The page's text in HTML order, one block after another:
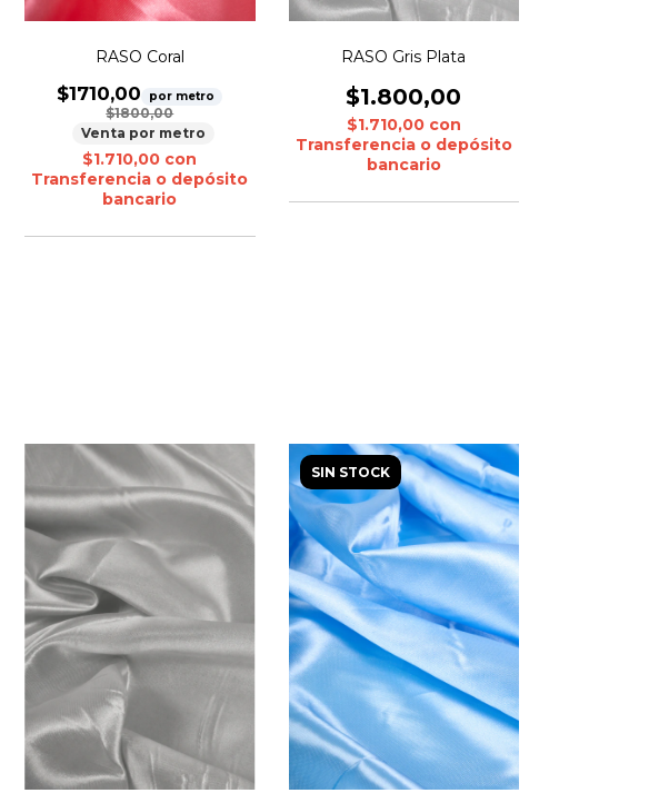
RASO Coral
$1710,00 por metro
$1800,00
Venta por metro
$1.710,00 con
Transferencia o depósito
bancario
RASO Gris Plata
$1.800,00
$1.710,00 con
Transferencia o depósito
bancario
SIN STOCK